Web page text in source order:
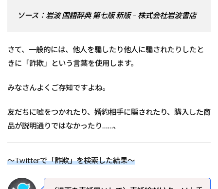
ソース：岩波 国語辞典 第七版 新版 – 株式会社岩波書店
さて、一般的には、他人を騙したり他人に騙されたりしたと
きに「詐欺」という言葉を使用します。
みなさんよくご存知ですよね。
友だちに嘘をつかれたり、婚約相手に騙されたり、購入した商
品が説明通りではなかったり……、
～Twitterで「詐欺」を検索した結果～